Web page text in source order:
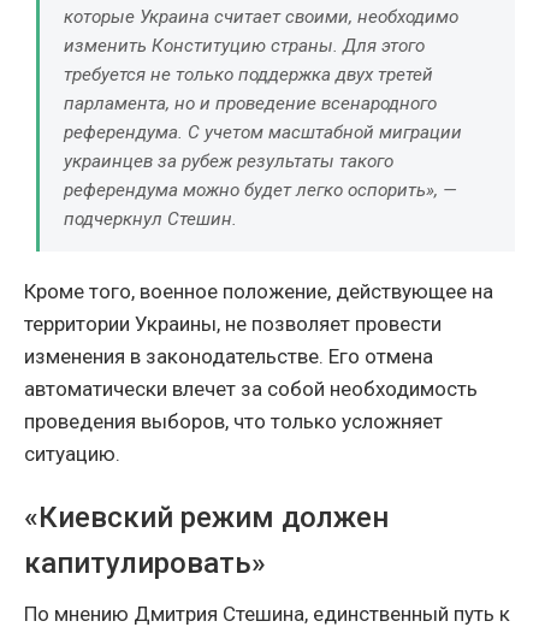
которые Украина считает своими, необходимо
изменить Конституцию страны. Для этого
требуется не только поддержка двух третей
парламента, но и проведение всенародного
референдума. С учетом масштабной миграции
украинцев за рубеж результаты такого
референдума можно будет легко оспорить», —
подчеркнул Стешин.
Кроме того, военное положение, действующее на
территории Украины, не позволяет провести
изменения в законодательстве. Его отмена
автоматически влечет за собой необходимость
проведения выборов, что только усложняет
ситуацию.
«Киевский режим должен
капитулировать»
По мнению Дмитрия Стешина, единственный путь к